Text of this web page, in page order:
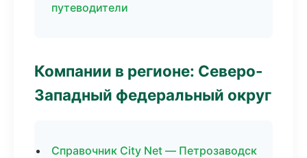
путеводители
Компании в регионе: Северо-
Западный федеральный округ
Справочник City Net — Петрозаводск